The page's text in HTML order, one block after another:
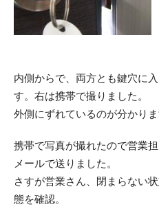
内側からで、両方とも鍵穴に
す。右は携帯で撮りました。
外側にずれているのが分かりま
携帯で写真が撮れたので営業
メールで送りました。
さすが営業さん、閉まらない
態を確認。